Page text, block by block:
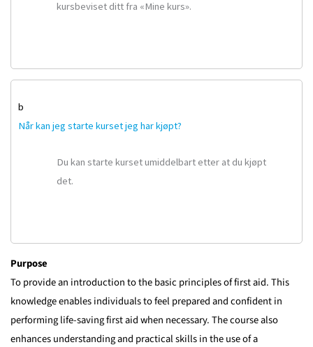
kursbeviset ditt fra «Mine kurs».
b
Når kan jeg starte kurset jeg har kjøpt?
Du kan starte kurset umiddelbart etter at du kjøpt
det.
Purpose
To provide an introduction to the basic principles of first aid. This
knowledge enables individuals to feel prepared and confident in
performing life-saving first aid when necessary. The course also
enhances understanding and practical skills in the use of a